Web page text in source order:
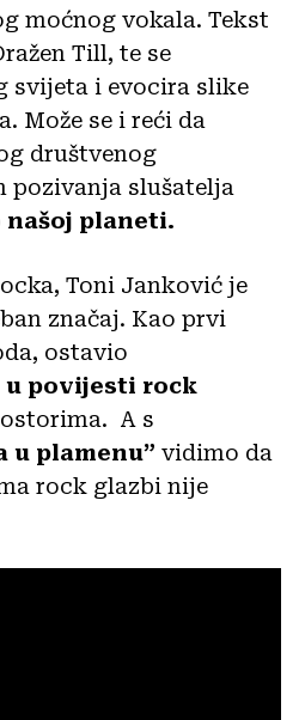
moćnog vokala. Tekst
Till, te se
svijeta i evocira slike
Može se i reći da
društvenog
pozivanja slušatelja
našoj planeti.
Toni Janković je
značaj. Kao prvi
ostavio
povijesti rock
A s
u plamenu” vidimo da
rock glazbi nije